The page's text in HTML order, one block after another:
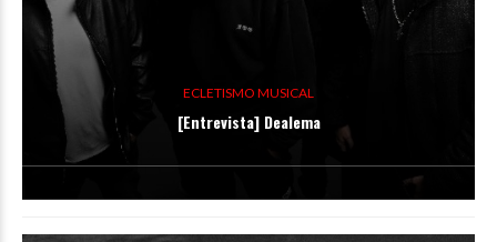
ECLETISMO MUSICAL
[Entrevista] Dealema